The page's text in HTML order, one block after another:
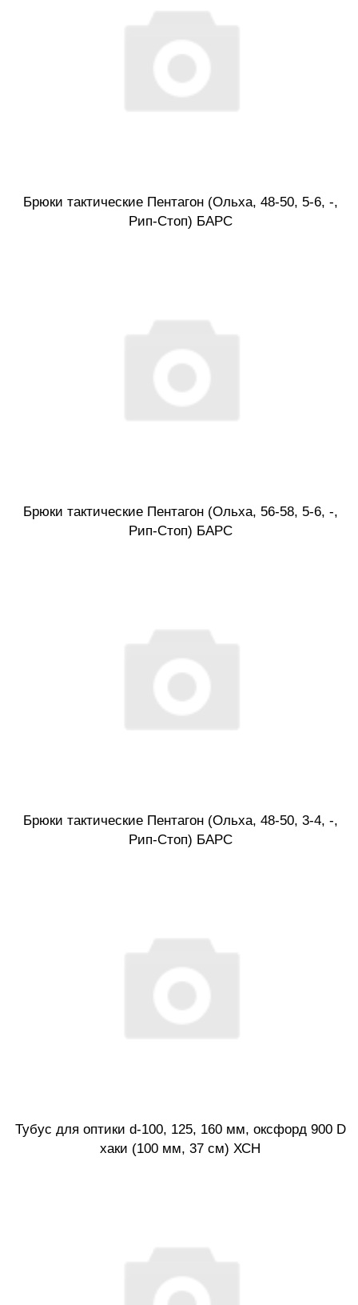
Брюки тактические Пентагон (Ольха, 48-50, 5-6, -,
Рип-Стоп) БАРС
Брюки тактические Пентагон (Ольха, 56-58, 5-6, -,
Рип-Стоп) БАРС
Брюки тактические Пентагон (Ольха, 48-50, 3-4, -,
Рип-Стоп) БАРС
Тубус для оптики d-100, 125, 160 мм, оксфорд 900 D
хаки (100 мм, 37 см) ХСН